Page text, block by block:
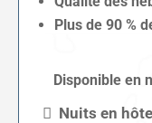
Plus de 90 %
Disponible en
Nuits en